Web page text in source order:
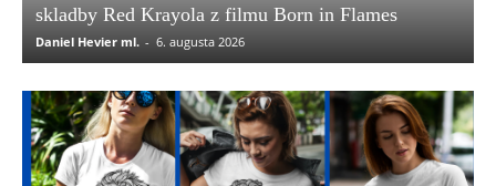
skladby Red Krayola z filmu Born in Flames
Daniel Hevier ml. - 6. augusta 2026